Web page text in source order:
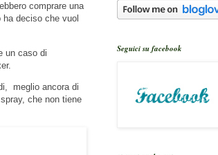
comprare una
deciso che vuol
un caso di
meglio ancora di
che non tiene
Seguici su facebook